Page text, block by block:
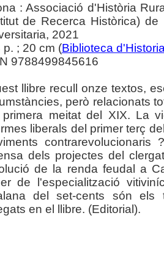
: Associació d'Història
de Recerca Històrica)
2021
p. ; 20 cm (Biblioteca
9788499845616
llibre recull onze textos,
però relacionats
meitat del XIX. La
liberals del primer terç
dels projectes del
de la renda feudal a
de l'especialització
del set-cents són els
en el llibre. (Editorial).